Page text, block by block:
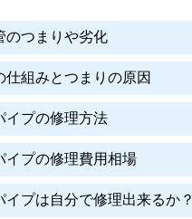
のつまりや劣化
仕組みとつまりの原因
イプの修理方法
イプの修理費用相場
イプは自分で修理出来るか？